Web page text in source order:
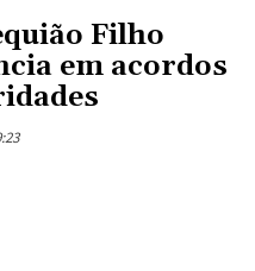
Filho
em acordos